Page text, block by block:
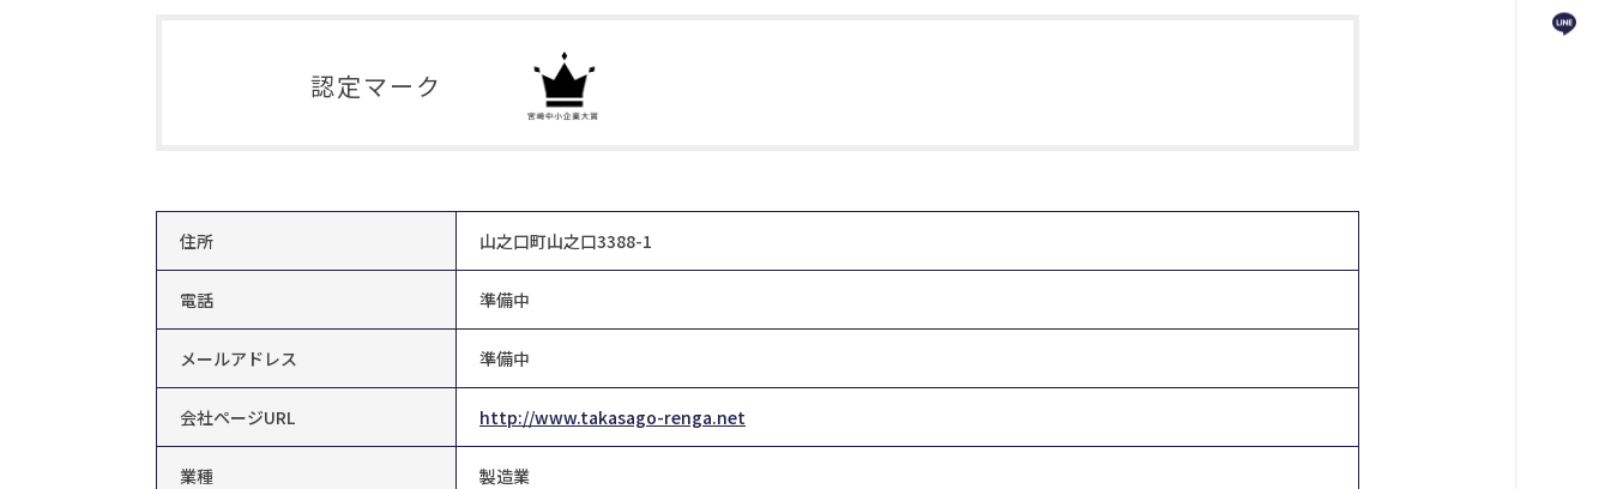
認定マーク
住所 山之口町山之口3388-1
電話 準備中
メールアドレス 準備中
会社ページURL http://www.takasago-renga.net
業種 製造業